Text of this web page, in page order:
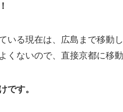
いる現在は、広島まで移動
くないので、直接京都に移動
です。